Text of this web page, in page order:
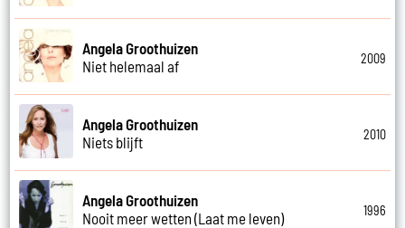
Angela Groothuizen
Niet helemaal af
2009
Angela Groothuizen
Niets blijft
2010
Angela Groothuizen
Nooit meer wetten (Laat me leven)
1996